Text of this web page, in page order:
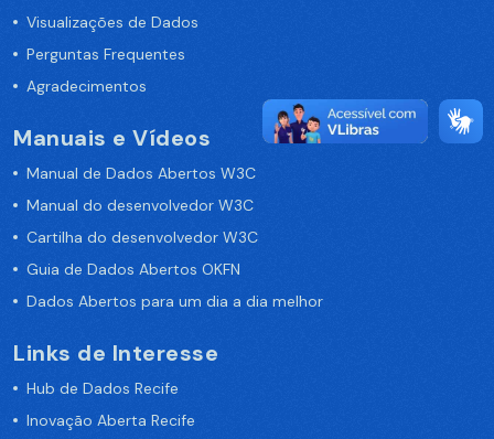
Visualizações de Dados
Perguntas Frequentes
Agradecimentos
Manuais e Vídeos
Manual de Dados Abertos W3C
Manual do desenvolvedor W3C
Cartilha do desenvolvedor W3C
Guia de Dados Abertos OKFN
Dados Abertos para um dia a dia melhor
Links de Interesse
Hub de Dados Recife
Inovação Aberta Recife